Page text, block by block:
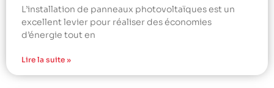
L’installation de panneaux photovoltaïques est un
excellent levier pour réaliser des économies
d’énergie tout en
Lire la suite »